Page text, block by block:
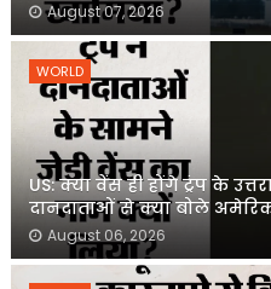
August 07, 2026
WORLD
US: क्या वेंस ही होंगे ट्रंप के
दानदाताओं से क्या बोले
August 06, 2026